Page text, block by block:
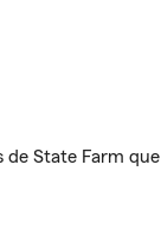
de State Farm que